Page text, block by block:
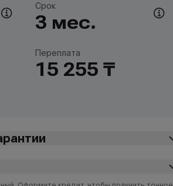
Срок
3 мес.
Переплата
15 255 ₸